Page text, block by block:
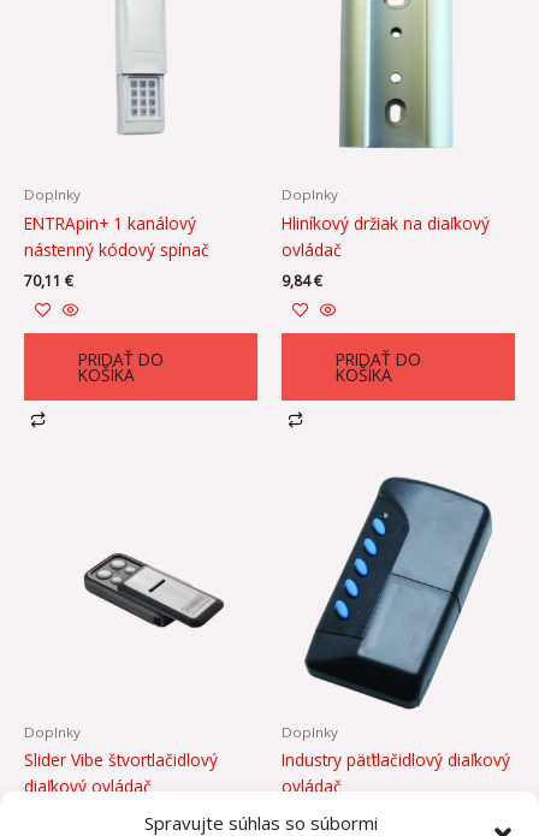
Spravujte súhlas so súbormi
Doplnky
ENTRApin+ 1 kanálový
nástenný kódový spínač
70,11 €
PRIDAŤ DO
KOŠÍKA
Doplnky
Hliníkový držiak na diaľkový
ovládač
9,84€
PRIDAŤ DO
KOŠÍKA
Doplnky
Slider Vibe štvortlačidlový
diaľkový ovládač
Doplnky
Industry päťtlačidlový diaľkový
ovládač
63,60€